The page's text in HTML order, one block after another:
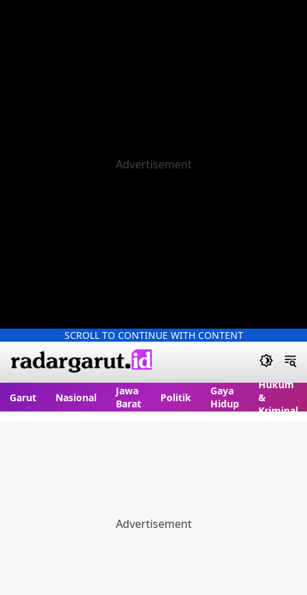
SCROLL TO CONTINUE WITH CONTENT
Garut Nasional
Jawa
Barat
Politik
Gaya
Hidup
Hukum
&
Kriminal